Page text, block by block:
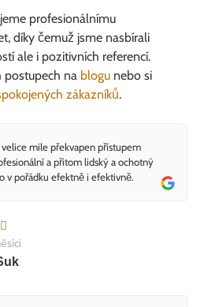
profesionálnímu
díky čemuž jsme nasbírali
ale i pozitivních referencí.
postupech na blogu nebo si
zákazníků.
mile překvapen přístupem
a přitom lidský a ochotný
v pořádku efektně i efektivně.